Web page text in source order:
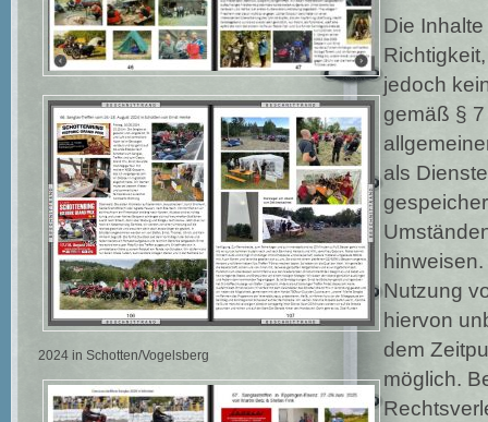
2024 in Schotten/Vogelsberg
Die
jedoch
gemäß §
als
Nutzung
hiervon
dem
möglich.